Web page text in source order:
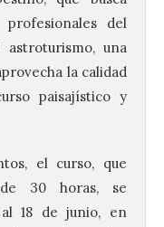
del
una
la calidad
paisajístico y
el curso, que
30 horas, se
18 de junio, en